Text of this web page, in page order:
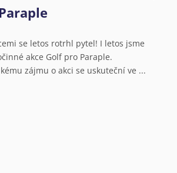
se letos rotrhl pytel! I letos jsme
akce Golf pro Paraple.
zájmu o akci se uskuteční ve ...